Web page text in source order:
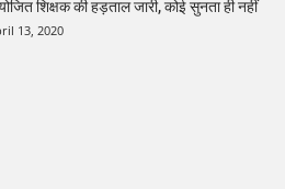
शिक्षक की हड़ताल जारी, कोई सुनता ही नहीं
13, 2020